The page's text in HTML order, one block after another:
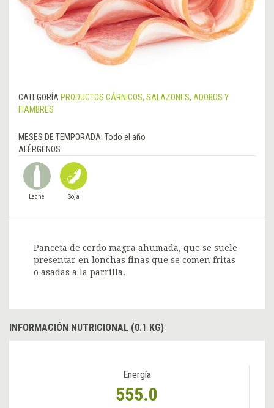
CATEGORÍA PRODUCTOS CÁRNICOS, SALAZONES, ADOBOS Y
FIAMBRES
MESES DE TEMPORADA: Todo el año
ALÉRGENOS
Leche Soja
Panceta de cerdo magra ahumada, que se suele
presentar en lonchas finas que se comen fritas
o asadas a la parrilla.
INFORMACIÓN NUTRICIONAL (0.1 KG)
Energía
555.0